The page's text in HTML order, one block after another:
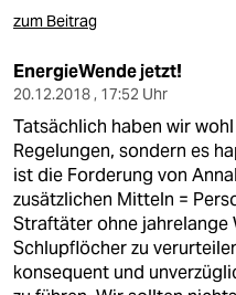
zum Beitrag
EnergieWende jetzt!
20.12.2018 , 17:52 Uhr
Tatsächlich haben wir
Regelungen, sondern es
ist die Forderung von
zusätzlichen Mitteln =
Straftäter ohne jahrelange
Schlupflöcher zu
konsequent und